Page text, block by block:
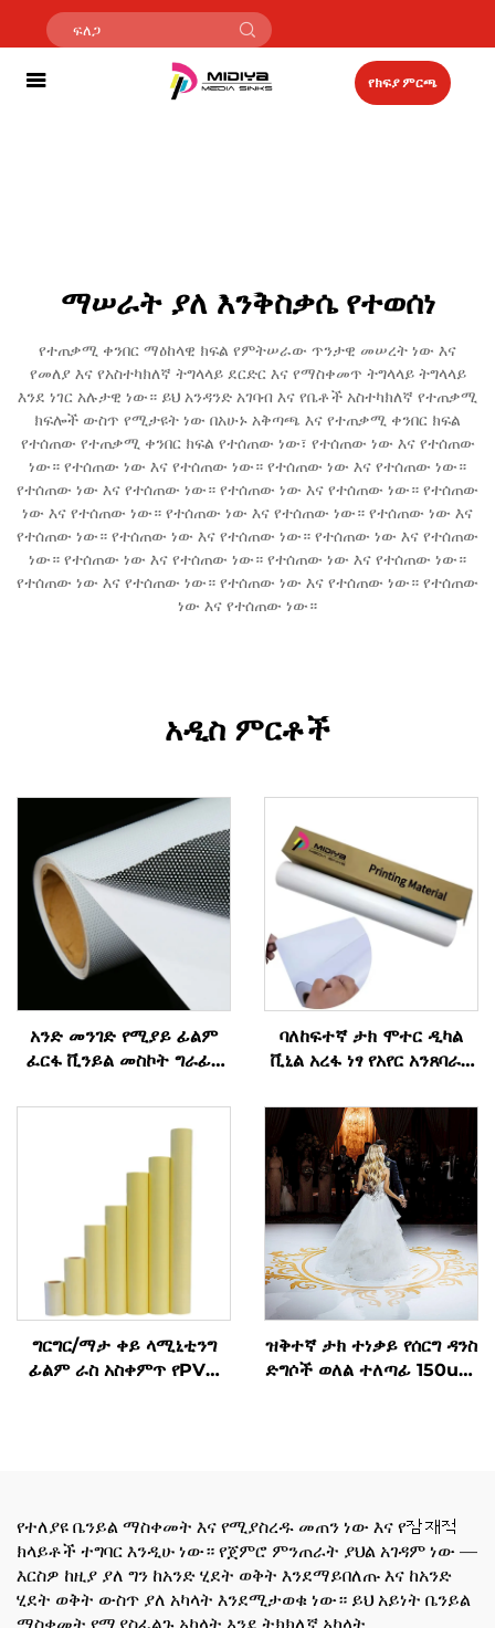
የክፍያ ምርጫ
ማሠራት ያለ እንቅስቃሴ የተወሰነ
የተጠቃሚ ቀንበር ማዕከላዊ ክፍል የምትሠራው ጥንታዊ መሠረት ነው እና
የመለያ እና የአስተካክለኛ ትግላላይ ደርድር እና የማስቀመጥ ትግላላይ ትግላላይ
እንደ ነገር አሉታዊ ነው። ይህ አንዳንድ አገባብ እና የቤቶች አስተካክለኛ የተጠቃሚ
ክፍሎች ውስጥ የሚታዩት ነው በአሁኑ አቅጣጫ እና የተጠቃሚ ቀንበር ክፍል
የተሰጠው የተጠቃሚ ቀንበር ክፍል የተሰጠው ነው፣ የተሰጠው ነው እና የተሰጠው
ነው። የተሰጠው ነው እና የተሰጠው ነው። የተሰጠው ነው እና የተሰጠው ነው።
የተሰጠው ነው እና የተሰጠው ነው። የተሰጠው ነው እና የተሰጠው ነው። የተሰጠው
ነው እና የተሰጠው ነው። የተሰጠው ነው እና የተሰጠው ነው። የተሰጠው ነው እና
የተሰጠው ነው። የተሰጠው ነው እና የተሰጠው ነው። የተሰጠው ነው እና የተሰጠው
ነው። የተሰጠው ነው እና የተሰጠው ነው። የተሰጠው ነው እና የተሰጠው ነው።
የተሰጠው ነው እና የተሰጠው ነው። የተሰጠው ነው እና የተሰጠው ነው። የተሰጠው
ነው እና የተሰጠው ነው።
አዲስ ምርቶች
አንድ መንገድ የሚያይ ፊልም
ፈርፋ ቪንይል መስኮት ግራፊክ
ባለከፍተኛ ታክ ሞተር ዲካል
ቪኒል አረፋ ነፃ የአየር አንጸባራቂ
ለሞተር መኪና ቆሻሻ የብስክሌት
ዲካል
ግርግር/ማታ ቀይ ላሚኒቲንግ
ፊልም ራስ አስቀምጥ የPVC
ዝቅተኛ ታክ ተነቃይ የሰርግ ዳንስ
ድግሶች ወለል ተለጣፊ 150um
የተለያዩ ቤንይል ማስቀመት እና የሚያስረዱ መጠን ነው እና የ잠재적
ክላይቶች ተግባር እንዲሁ ነው። የጀምሮ ምንጠራት ያህል አገዳም ነው —
እርስዎ ከዚያ ያለ ግን ከአንድ ሂደት ወቅት እንደማይበለጡ እና ከአንድ
ሂደት ወቅት ውስጥ ያለ አካላት እንደሚታወቁ ነው። ይህ አይነት ቤንይል